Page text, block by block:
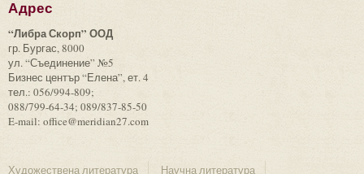
Адрес
“Либра Скорп” ООД
гр. Бургас, 8000
ул. “Съединение” №5
Бизнес център “Елена”, ет. 4
тел.: 056/994-809;
088/799-64-34; 089/837-85-50
E-mail: office@meridian27.com
Художествена литература
Научна литература